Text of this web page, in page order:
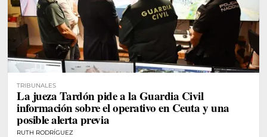
TRIBUNALES
La jueza Tardón pide a la Guardia Civil
información sobre el operativo en Ceuta y una
posible alerta previa
RUTH RODRÍGUEZ